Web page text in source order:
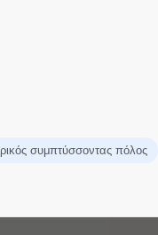
συμπτύσσοντας πόλος